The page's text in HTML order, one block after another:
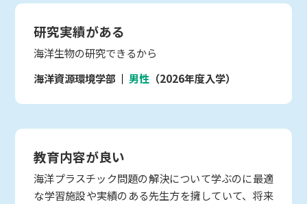
研究実績がある
海洋生物の研究できるから
海洋資源環境学部
男性 （2026年度入学）
教育内容が良い
海洋プラスチック問題の解決について学ぶのに最適
な学習施設や実績のある先生方を擁していて、将来